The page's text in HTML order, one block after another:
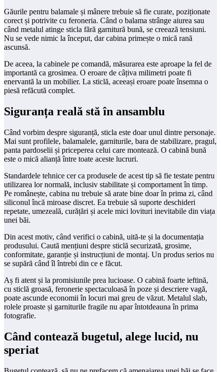
Găurile pentru balamale și mânere trebuie să fie curate, poziționate
corect și potrivite cu feroneria. Când o balama strânge aiurea sau
când metalul atinge sticla fără garnitură bună, se creează tensiuni.
Nu se vede nimic la început, dar cabina primește o mică rană
ascunsă.
De aceea, la cabinele pe comandă, măsurarea este aproape la fel de
importantă ca grosimea. O eroare de câțiva milimetri poate fi
enervantă la un mobilier. La sticlă, aceeași eroare poate însemna o
piesă refăcută complet.
Siguranța reală stă în ansamblu
Când vorbim despre siguranță, sticla este doar unul dintre personaje.
Mai sunt profilele, balamalele, garniturile, bara de stabilizare, pragul,
panta pardoselii și priceperea celui care montează. O cabină bună
este o mică alianță între toate aceste lucruri.
Standardele tehnice cer ca produsele de acest tip să fie testate pentru
utilizarea lor normală, inclusiv stabilitate și comportament în timp.
Pe românește, cabina nu trebuie să arate bine doar în prima zi, când
siliconul încă miroase discret. Ea trebuie să suporte deschideri
repetate, umezeală, curățări și acele mici lovituri inevitabile din viața
unei băi.
Din acest motiv, când verifici o cabină, uită-te și la documentația
produsului. Caută mențiuni despre sticlă securizată, grosime,
conformitate, garanție și instrucțiuni de montaj. Un produs serios nu
se supără când îl întrebi din ce e făcut.
Aș fi atent și la promisiunile prea lucioase. O cabină foarte ieftină,
cu sticlă groasă, feronerie spectaculoasă în poze și descriere vagă,
poate ascunde economii în locuri mai greu de văzut. Metalul slab,
rolele proaste și garniturile fragile nu apar întotdeauna în prima
fotografie.
Când contează bugetul, alege lucid, nu
speriat